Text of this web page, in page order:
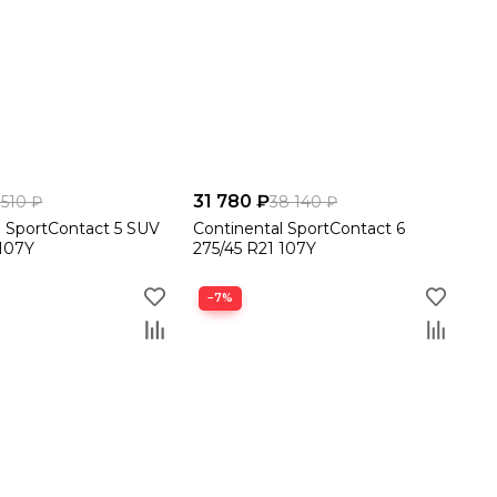
₽
5 SUV
31 780 ₽38 140 ₽
Continental SportContact 6
275/45 R21 107Y
−7%